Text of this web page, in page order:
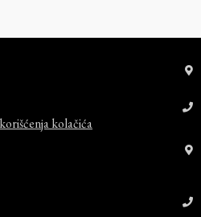
kolačića